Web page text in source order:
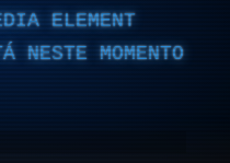
ELEMENT
NESTE MOMENTO